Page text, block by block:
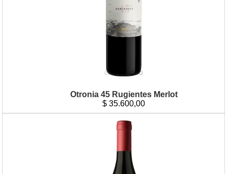
Otronia 45 Rugientes Merlot
$ 35.600,00